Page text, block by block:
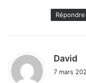
Répondre
David
7 mars